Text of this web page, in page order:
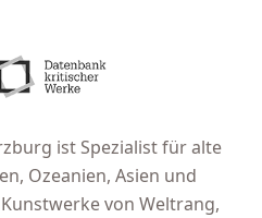
ist Spezialist für alte
Ozeanien, Asien und
von Weltrang,